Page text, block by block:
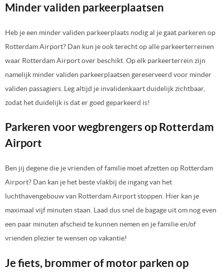
Minder validen parkeerplaatsen
Heb je een minder validen parkeerplaats nodig al je gaat parkeren op
Rotterdam Airport? Dan kun je ook terecht op alle parkeerterreinen
waar Rotterdam Airport over beschikt. Op elk parkeerterrein zijn
namelijk minder validen parkeerplaatsen gereserveerd voor minder
validen passagiers. Leg altijd je invalidenkaart duidelijk zichtbaar,
zodat het duidelijk is dat er goed geparkeerd is!
Parkeren voor wegbrengers op Rotterdam
Airport
Ben jij degene die je vrienden of familie moet afzetten op Rotterdam
Airport? Dan kan je het beste vlakbij de ingang van het
luchthavengebouw van Rotterdam Airport stoppen. Hier kan je
maximaal vijf minuten staan. Laad dus snel de bagage uit om nog even
een paar minuten afscheid te kunnen nemen en je familie en/of
vrienden plezier te wensen op vakantie!
Je fiets, brommer of motor parken op